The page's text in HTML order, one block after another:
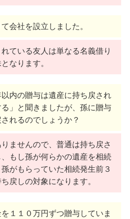
会社を設立しました。
ている友人は単なる名義借り
なります。
以内の贈与は遺産に持ち戻され
」と聞きましたが、孫に贈与
れるのでしょうか？
ませんので、普通は持ち戻さ
もし孫が何らかの遺産を相続
がもらっていた相続発生前３
戻しの対象になります。
１１０万円ずつ贈与していま